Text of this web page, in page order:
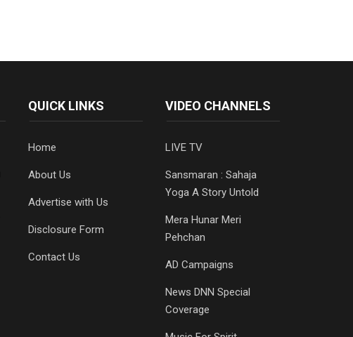
QUICK LINKS
Home
About Us
Advertise with Us
Disclosure Form
Contact Us
VIDEO CHANNELS
LIVE TV
Sansmaran : Sahaja
Yoga A Story Untold
Mera Hunar Meri
Pehchan
AD Campaigns
News DNN Special
Coverage